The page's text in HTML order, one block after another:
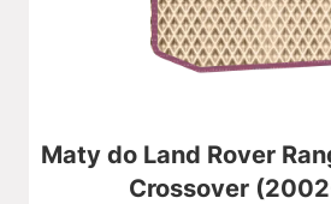
Maty do Land Rover
Crossover